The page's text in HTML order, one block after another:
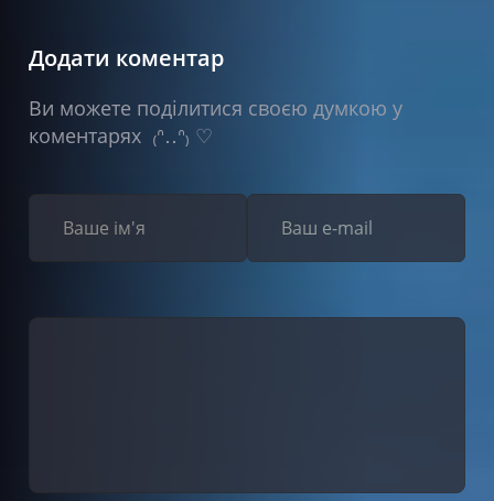
Додати коментар
Ви можете поділитися своєю думкою у
коментарях ₍ᐢ‥ᐢ₎ ♡